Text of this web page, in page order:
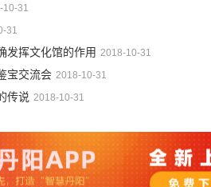
10-31
31
发挥文化馆的作用 2018-10-31
宝交流会 2018-10-31
传说 2018-10-31